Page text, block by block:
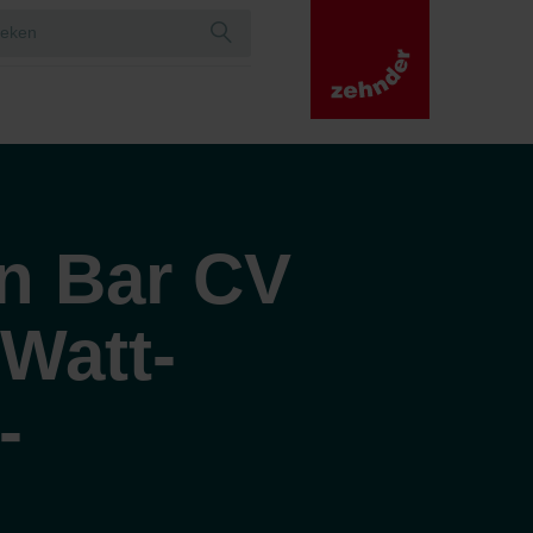
Bar CV